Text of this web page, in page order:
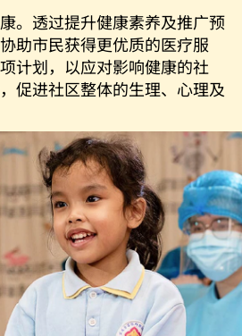
。透过提升健康素养及推广预
助市民获得更优质的医疗服
计划，以应对影响健康的社
促进社区整体的生理、心理及